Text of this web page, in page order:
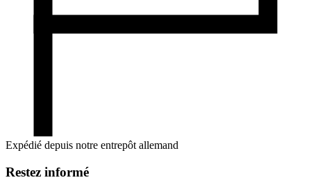
Expédié depuis notre entrepôt allemand
Restez informé